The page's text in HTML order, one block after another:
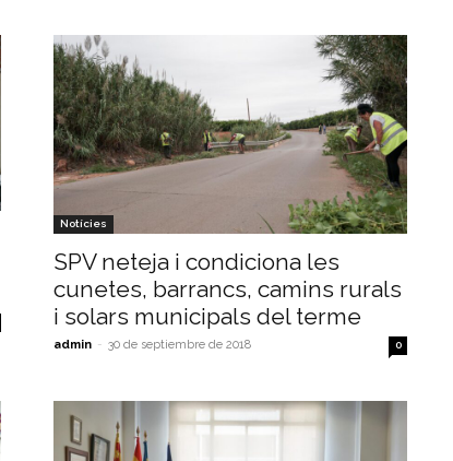
Notícies
SPV neteja i condiciona les
cunetes, barrancs, camins rurals
i solars municipals del terme
admin - 30 de septiembre de 2018 0